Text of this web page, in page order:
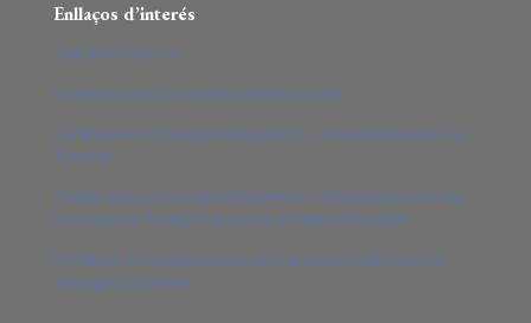
Enllaços d’interés
Catalonia Sacra
Església Arxidiocesana de Barcelona
Conferencia Episcopal Española – Departamento de
Turismo
Conferencia Episcopal Española – Departamento de
Santuarios, Peregrinaciones y Piedad Popular
Pontificio Consiglio per la promozione della nuova
evangelizzazione